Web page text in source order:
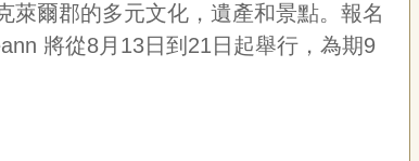
爾郡的多元文化，遺產和景點。報名
將從8月13日到21日起舉行，為期9